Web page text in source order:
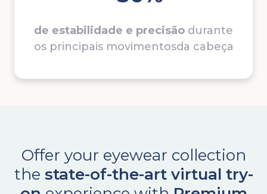
de estabilidade e precisão durante
os principais movimentosda cabeça
Offer your eyewear collection
the state-of-the-art virtual try-